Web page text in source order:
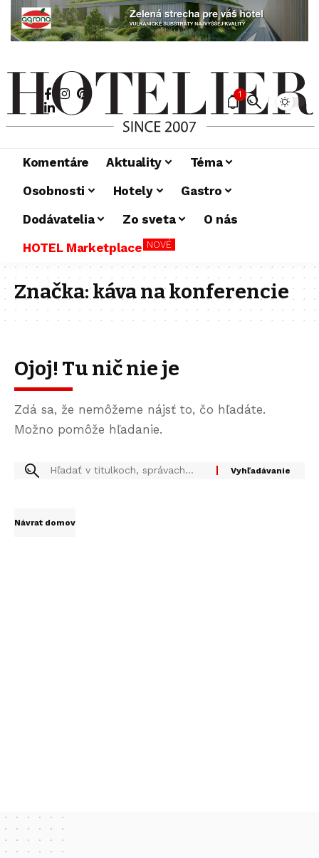
1
Komentáre Aktuality
Téma
Osobnosti
Hotely
Gastro
Dodávatelia
Zo sveta
O nás
HOTEL Marketplace NOVÉ
Značka:káva na konferencie
Ojoj! Tu nič nie je
Zdá sa, že nemôžeme nájsť to, čo hľadáte.
Možno pomôže hľadanie.
Návrat domov